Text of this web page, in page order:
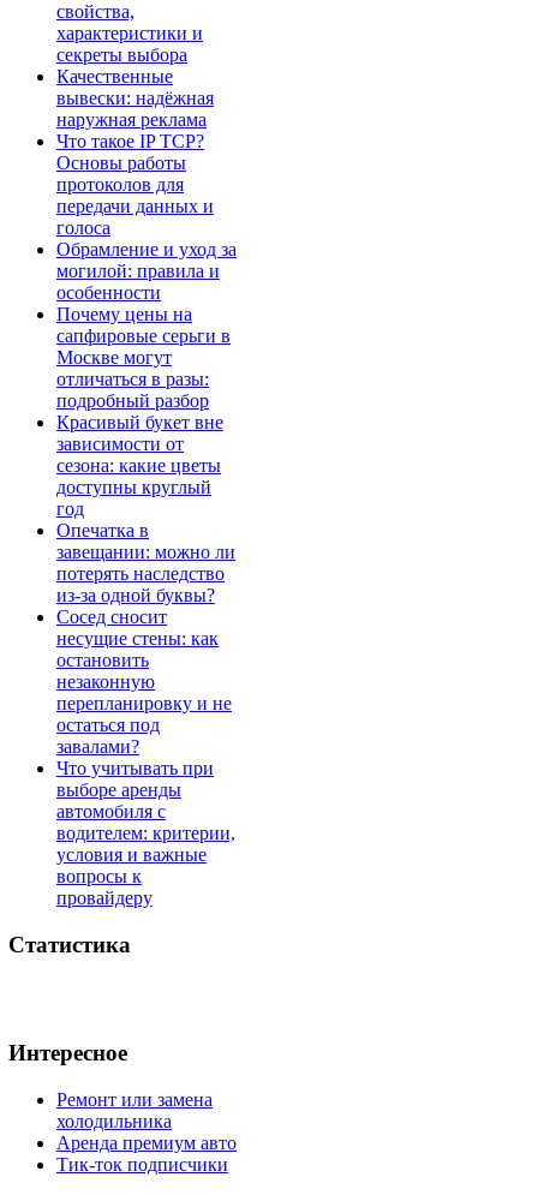
свойства,
характеристики и
секреты выбора
Качественные
вывески: надёжная
наружная реклама
Что такое IP TCP?
Основы работы
протоколов для
передачи данных и
голоса
Обрамление и уход за
могилой: правила и
особенности
Почему цены на
сапфировые серьги в
Москве могут
отличаться в разы:
подробный разбор
Красивый букет вне
зависимости от
сезона: какие цветы
доступны круглый
год
Опечатка в
завещании: можно ли
потерять наследство
из-за одной буквы?
Сосед сносит
несущие стены: как
остановить
незаконную
перепланировку и не
остаться под
завалами?
Что учитывать при
выборе аренды
автомобиля с
водителем: критерии,
условия и важные
вопросы к
провайдеру
Статистика
Интересное
Ремонт или замена
холодильника
Аренда премиум авто
Тик-ток подписчики